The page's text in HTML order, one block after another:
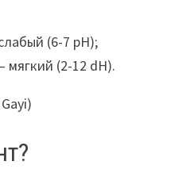
(6-7 рН);
мягкий (2-12 dH).